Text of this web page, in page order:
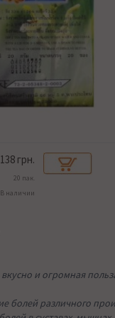
138 грн.
20 пак.
В наличии
и огромная
болей различного